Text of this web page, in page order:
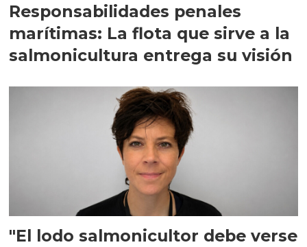
Responsabilidades penales
marítimas: La flota que sirve a la
salmonicultura entrega su visión
"El lodo salmonicultor debe verse